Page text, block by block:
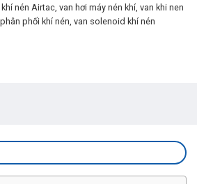
nén Airtac, van hơi máy nén khí, van khi nen
phối khí nén, van solenoid khí nén